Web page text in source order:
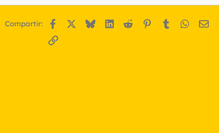
Compartir: Facebook BlueskyLinkedIn
Reddit Pinterest
Tumblr
Enlace